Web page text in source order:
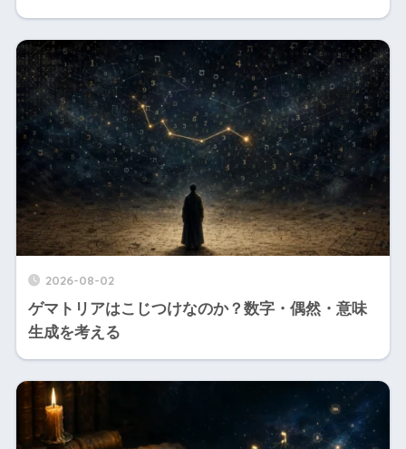
2026-08-02
ゲマトリアはこじつけなのか？数字・偶然・意味
生成を考える